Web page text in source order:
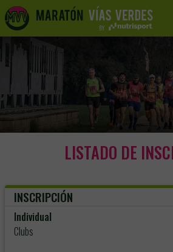
Skip
navigation
Skip
to
content
LISTADO DE
INSCRIPCIÓN
Individual
Clubs